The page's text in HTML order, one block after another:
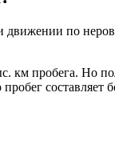
движении по
км пробега. Но
составляет